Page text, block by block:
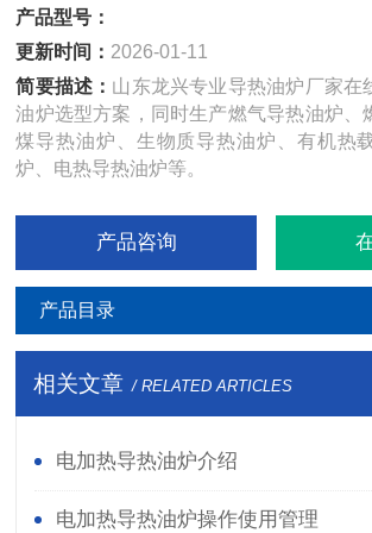
产品型号：
更新时间： 2026-01-11
简要描述： 山东龙兴专业导热油炉厂家在
油炉选型方案，同时生产燃气导热油炉、
煤导热油炉、生物质导热油炉、有机热
炉、电热导热油炉等。
产品咨询
产品目录
相关文章 / RELATED ARTICLES
电加热导热油炉介绍
电加热导热油炉操作使用管理